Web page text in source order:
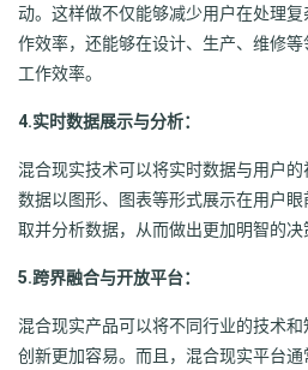
动。这样做不仅能够减少用户在处理
作效率，还能够在设计、生产、维修
工作效率。
4.实时数据展示与分析：
混合现实技术可以将实时数据与用户
数据以图形、图表等形式展示在用户
取并分析数据，从而做出更加明智的决
5.跨界融合与开放平台：
混合现实产品可以将不同行业的技术
创新更加容易。而且，混合现实平台